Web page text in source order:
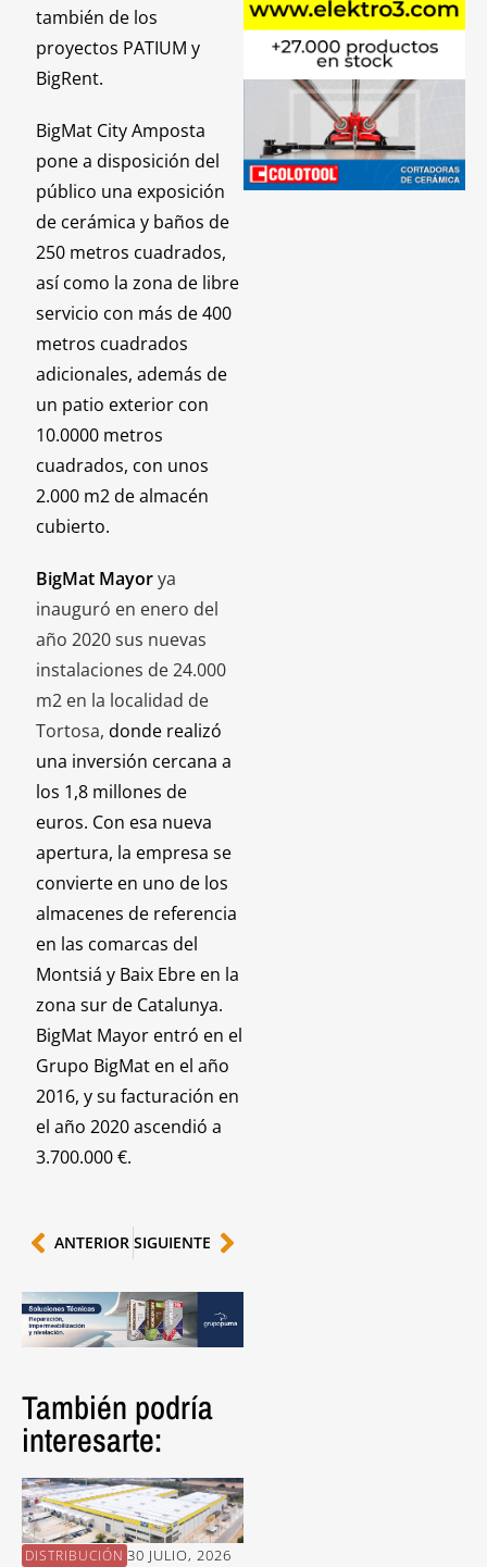
también de los
proyectos PATIUM y
BigRent.
BigMat City Amposta
pone a disposición del
público una exposición
de cerámica y baños de
250 metros cuadrados,
así como la zona de libre
servicio con más de 400
metros cuadrados
adicionales, además de
un patio exterior con
10.0000 metros
cuadrados, con unos
2.000 m2 de almacén
cubierto.
BigMat Mayorya
inauguró en enero del
año 2020 sus nuevas
instalaciones de 24.000
m2 en la localidad de
Tortosa,donde realizó
una inversión cercana a
los 1,8 millones de
euros. Con esa nueva
apertura, la empresa se
convierte en uno de los
almacenes de referencia
en las comarcas del
Montsiá y Baix Ebre en la
zona sur de Catalunya.
BigMat Mayor entró en el
Grupo BigMat en el año
2016, y su facturación en
el año 2020 ascendió a
3.700.000 €.
ANTERIOR SIGUIENTE
También podría
interesarte:
DISTRIBUCIÓN 30 JULIO, 2026